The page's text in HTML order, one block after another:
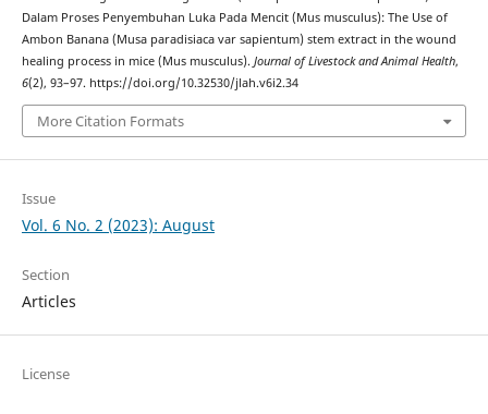
Dalam Proses Penyembuhan Luka Pada Mencit (Mus musculus): The Use of
Ambon Banana (Musa paradisiaca var sapientum) stem extract in the wound
healing process in mice (Mus musculus). Journal of Livestock and Animal Health,
6(2), 93–97. https://doi.org/10.32530/jlah.v6i2.34
More Citation Formats
Issue
Vol. 6 No. 2 (2023): August
Section
Articles
License